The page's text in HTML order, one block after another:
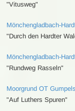
"Vitusweg"
Mönchengladbach-
"Durch den Hardter
Mönchengladbach-
"Rundweg Rasseln"
Moorgrund OT
"Auf Luthers Spuren"